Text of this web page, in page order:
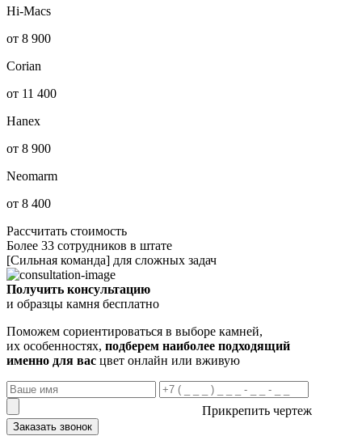
Hi-Macs
от 8 900
Corian
от 11 400
Hanex
от 8 900
Neomarm
от 8 400
Рассчитать стоимость
Более 33 сотрудников в штате
[Сильная команда] для сложных задач
Получить консультацию
и образцы камня бесплатно
Поможем сориентироваться в выборе камней,
их особенностях, подберем наиболее подходящий
именно для вас цвет онлайн или вживую
Прикрепить чертеж
Заказать звонок